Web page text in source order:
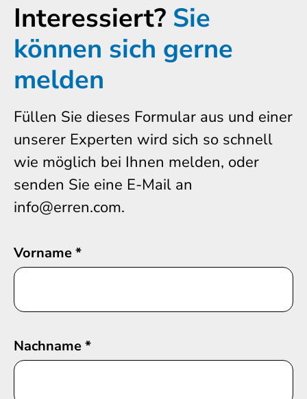
Interessiert? Sie
können sich gerne
melden
Füllen Sie dieses Formular aus und einer
unserer Experten wird sich so schnell
wie möglich bei Ihnen melden, oder
senden Sie eine E-Mail an
info@erren.com.
Vorname*
Nachname*